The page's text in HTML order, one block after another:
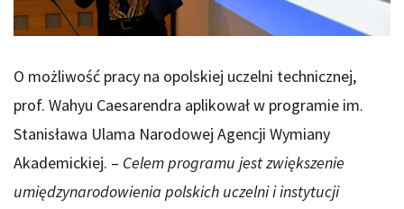
O możliwość pracy na opolskiej uczelni technicznej,
prof. Wahyu Caesarendra aplikował w programie im.
Stanisława Ulama Narodowej Agencji Wymiany
Akademickiej. – Celem programu jest zwiększenie
umiędzynarodowienia polskich uczelni i instytucji